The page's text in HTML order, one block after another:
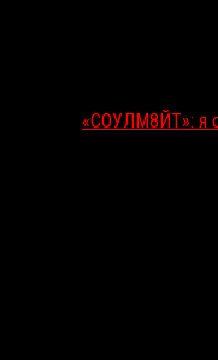
«СОУЛМ8ЙТ»: я